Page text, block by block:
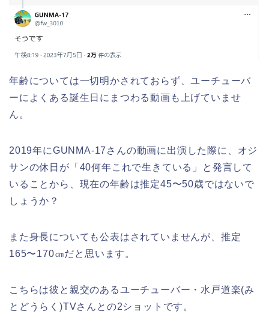
年齢については一切明かされておらず、ユーチューバ
ーによくある誕生日にまつわる動画も上げていませ
ん。
2019年にGUNMA-17さんの動画に出演した際に、オジ
サンの休日が「40何年これで生きている」と発言して
いることから、現在の年齢は推定45〜50歳ではないで
しょうか？
また身長についても公表はされていませんが、推定
165〜170㎝だと思います。
こちらは彼と親交のあるユーチューバー・水戸道楽(み
とどうらく)TVさんとの2ショットです。